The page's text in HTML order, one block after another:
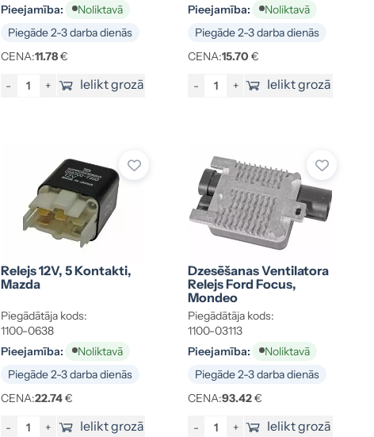
Pieejamība:
Noliktavā
Piegāde 2-3 darba dienās
CENA:11.78€
- + Ielikt grozā
Pieejamība:
Noliktavā
Piegāde 2-3 darba dienās
CENA:15.70 €
- + Ielikt grozā
Relejs 12V, 5 Kontakti,
Mazda
Piegādātāja kods:
1100-0638
Pieejamība:
Noliktavā
Piegāde 2-3 darba dienās
CENA:22.74€
- + Ielikt grozā
Dzesēšanas Ventilatora
Relejs Ford Focus,
Mondeo
Piegādātāja kods:
1100-03113
Pieejamība:
Noliktavā
Piegāde 2-3 darba dienās
CENA:93.42€
- + Ielikt grozā